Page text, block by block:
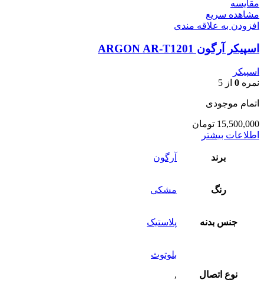
مقایسه
مشاهده سریع
افزودن به علاقه مندی
اسپیکر آرگون ARGON AR-T1201
اسپیکر
نمره 0 از 5
اتمام موجودی
15,500,000 تومان
اطلاعات بیشتر
برند آرگون
رنگ مشکی
جنس بدنه پلاستیک
نوع اتصال
بلوتوث
,